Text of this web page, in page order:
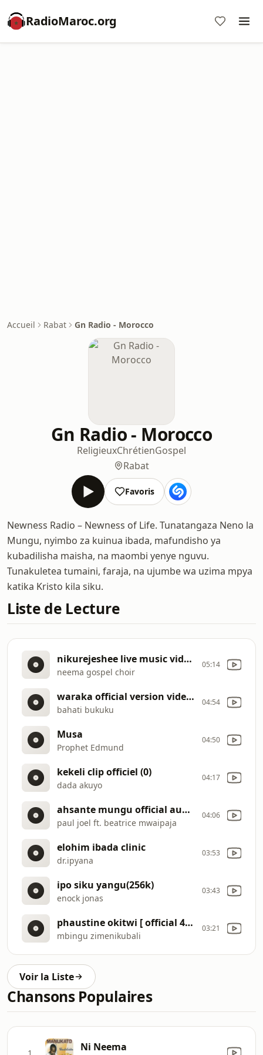
RadioMaroc.org
Accueil Rabat Gn Radio - Morocco
Gn Radio - Morocco
ReligieuxChrétienGospel
Rabat
Favoris
Newness Radio – Newness of Life. Tunatangaza Neno la
Mungu, nyimbo za kuinua ibada, mafundisho ya
kubadilisha maisha, na maombi yenye nguvu.
Tunakuletea tumaini, faraja, na ujumbe wa uzima mpya
katika Kristo kila siku.
Liste de Lecture
nikurejeshee live music video (256k)
neema gospel choir
05:14
waraka official version video (256k)
bahati bukuku
04:54
Musa
Prophet Edmund
04:50
kekeli clip officiel (0)
dada akuyo
04:17
ahsante mungu official audio (0)
paul joel ft. beatrice mwaipaja
04:06
elohim ibada clinic
dr.ipyana
03:53
ipo siku yangu(256k)
enock jonas
03:43
phaustine okitwi [ official 4k video ] skiza tune dial 875 515(256k)
mbingu zimenikubali
03:21
Voir la Liste
Chansons Populaires
1 Ni Neema